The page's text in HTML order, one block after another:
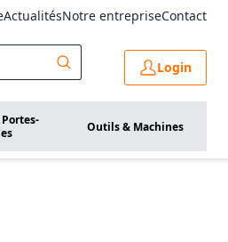
ActualitésNotre entrepriseContact
Login
Outils & Machines